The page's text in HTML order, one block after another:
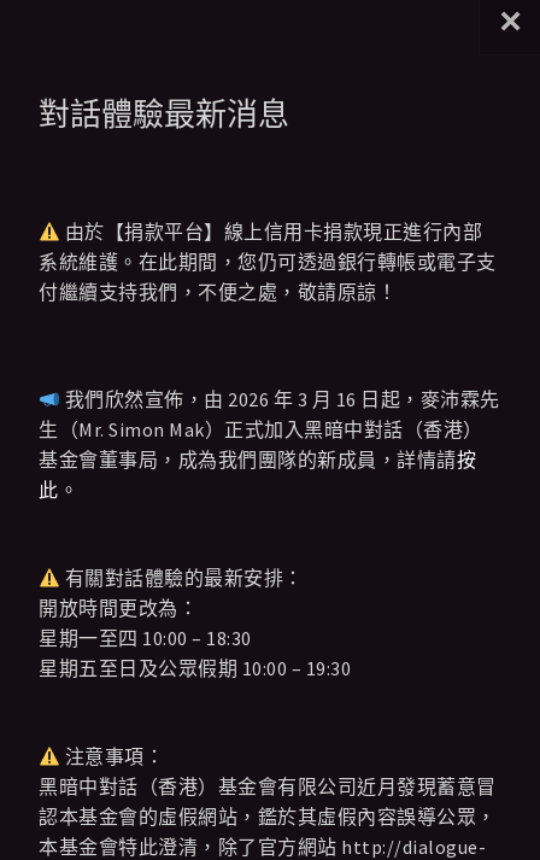
對話體驗最新消息
由於【捐款平台】線上信用卡捐款現正進行內部
系統維護。在此期間，您仍可透過銀行轉帳或電子支
付繼續支持我們，不便之處，敬請原諒！
我們欣然宣佈，由 2026 年 3 月 16 日起，麥沛霖先
生（Mr. Simon Mak）正式加入黑暗中對話（香港）
基金會董事局，成為我們團隊的新成員，詳情請按
此 。
有關對話體驗的最新安排：
開放時間更改為：
星期一至四 10:00 – 18:30
星期五至日及公眾假期 10:00 – 19:30
注意事項：
黑暗中對話（香港）基金會有限公司近月發現蓄意冒
認本基金會的虛假網站，鑑於其虛假內容誤導公眾，
本基金會特此澄清，除了官方網站 http://dialogue-
×